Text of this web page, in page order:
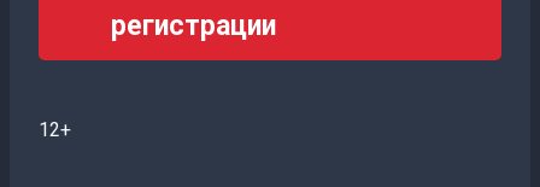
регистрации
12+